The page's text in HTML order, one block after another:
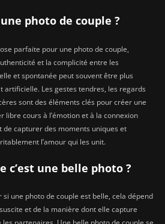
photo de couple ?
parfaite pour une photo de couple,
et la complicité entre les
et spontanée peut souvent être plus
artificielle. Les gestes tendres, les regards
sont des éléments clés pour créer une
libre cours à l’émotion et à la connexion
capturer des moments uniques et
l’amour qui les unit.
c’est une belle photo ?
si une photo de couple est belle, cela dépend
et de la manière dont elle capture